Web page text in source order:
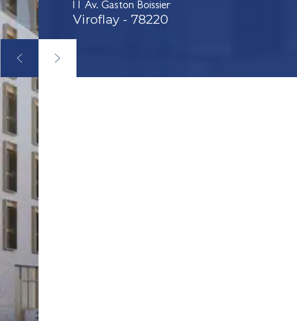
11 Av. Gaston Boissier
Viroflay - 78220